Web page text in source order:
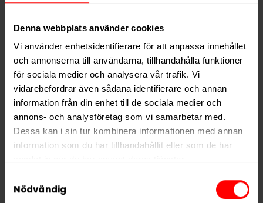
Denna webbplats använder cookies
Vi använder enhetsidentifierare för att anpassa innehållet
och annonserna till användarna, tillhandahålla funktioner
för sociala medier och analysera vår trafik. Vi
vidarebefordrar även sådana identifierare och annan
information från din enhet till de sociala medier och
annons- och analysföretag som vi samarbetar med.
Dessa kan i sin tur kombinera informationen med annan
information som du har tillhandahållit eller som de har
We work with
who may receive and
Nödvändig
PRODUKTINFORMATION
Typ
Portionssnus
Smak
Traditionell
Format
Large
Styrka
Normal
Nikotin per dosa